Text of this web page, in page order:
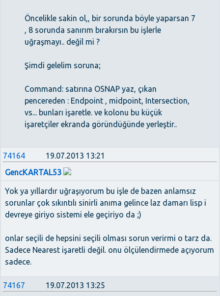
Öncelikle sakin ol,, bir sorunda böyle yaparsan 7
, 8 sorunda sanırım bırakırsın bu işlerle
uğraşmayı.. değil mi ?
Şimdi gelelim soruna;
Command: satırına OSNAP yaz, çıkan
pencereden : Endpoint , midpoint, Intersection,
vs... bunları işaretle. ve kolonu bu küçük
işaretçiler ekranda göründüğünde yerleştir..
74164
19.07.2013 13:21
GencKARTAL53
Yok ya yıllardır uğraşıyorum bu işle de bazen anlamsız
sorunlar çok sıkıntılı sinirli anıma gelince laz damarı lisp i
devreye giriyo sistemi ele geçiriyo da ;)
onlar seçili de hepsini seçili olması sorun verirmi o tarz da.
Sadece Nearest işaretli değil. onu ölçülendirmede açıyorum
sadece.
74167
19.07.2013 13:25